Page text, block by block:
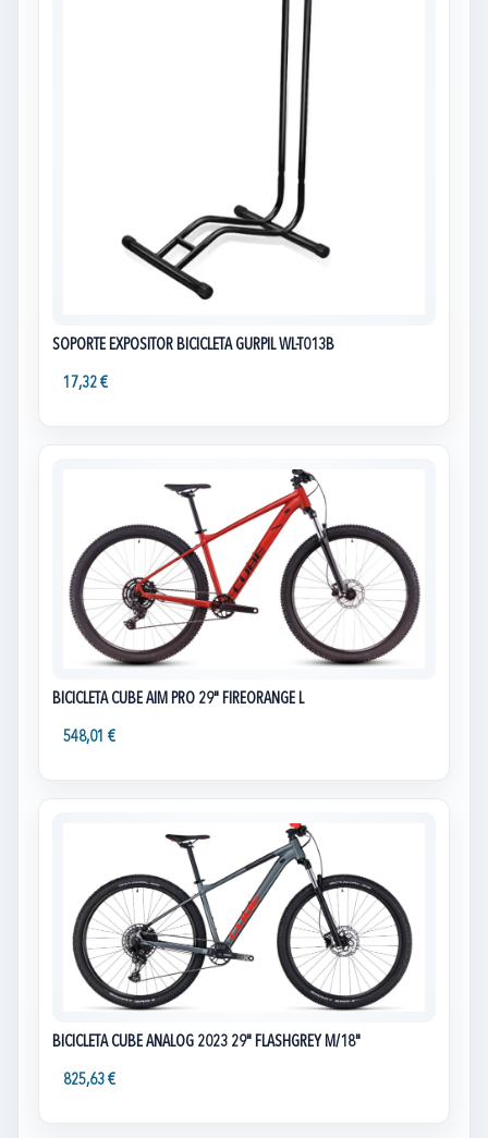
SOPORTE EXPOSITOR BICICLETA GURPIL WL-T013B
17,32 €
BICICLETA CUBE AIM PRO 29" FIREORANGE L
548,01 €
BICICLETA CUBE ANALOG 2023 29" FLASHGREY M/18"
825,63 €